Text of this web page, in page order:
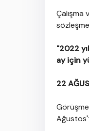
Çalışma
"2022
ay için
22